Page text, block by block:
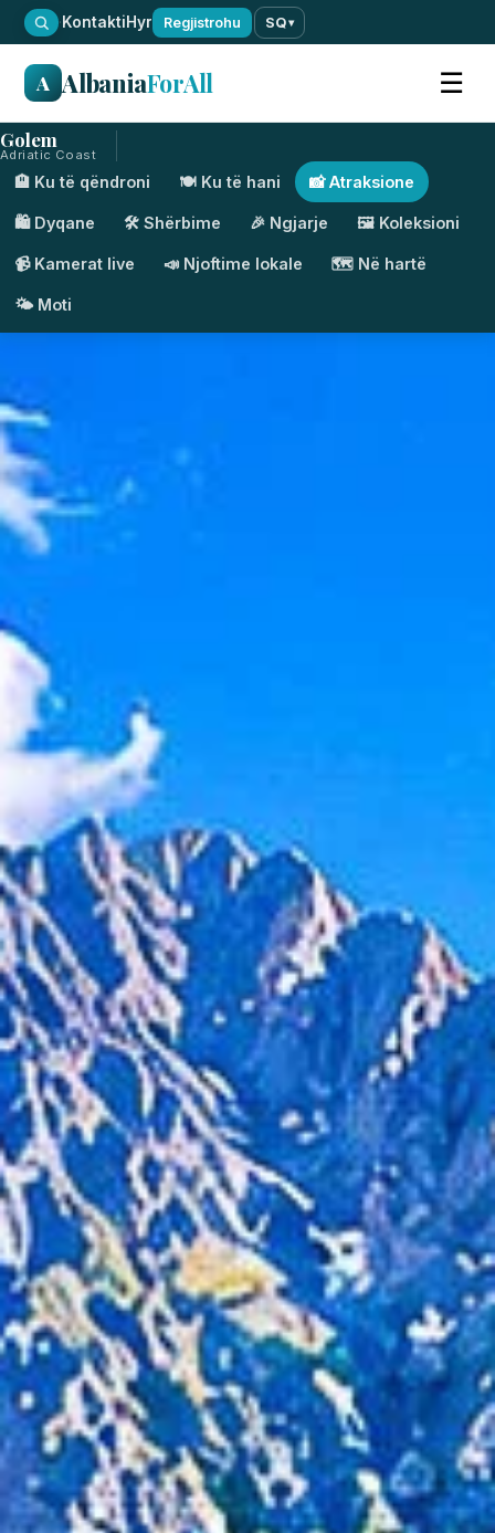
·KontaktiHyr Regjistrohu SQ▾
A AlbaniaForAll ☰
Golem
Adriatic Coast
🏨 Ku të qëndroni 🍽️ Ku të hani 📸 Atraksione
🛍️ Dyqane 🛠️ Shërbime 🎉 Ngjarje 🖼️ Koleksioni
📹 Kamerat live 📣 Njoftime lokale 🗺️ Në hartë
🌤️ Moti